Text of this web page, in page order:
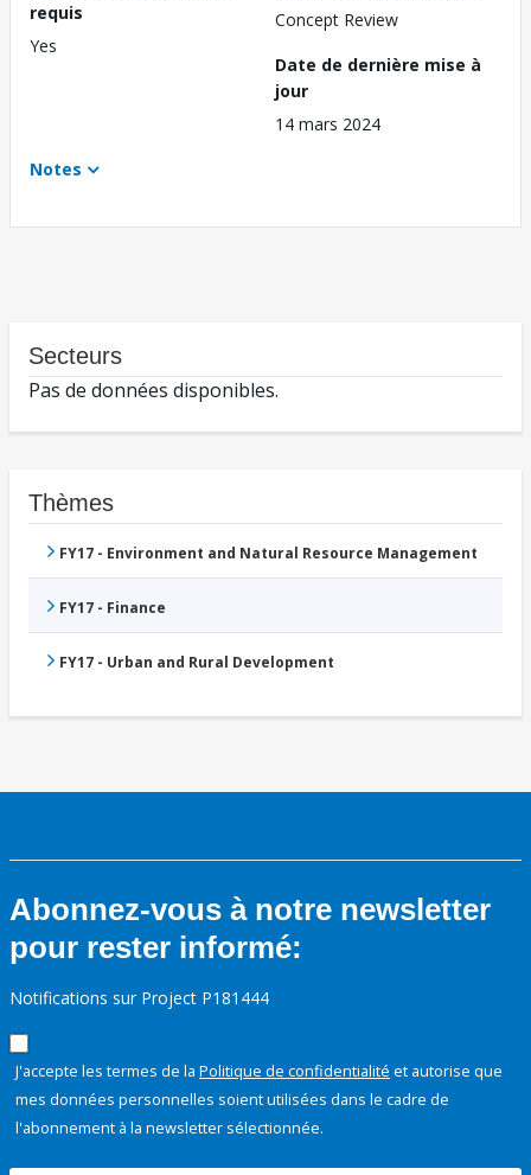
requis
Yes
Concept Review
Date de dernière mise à
jour
14 mars 2024
Notes
Secteurs
Pas de données disponibles.
Thèmes
FY17 - Environment and Natural Resource Management
FY17 - Finance
FY17 - Urban and Rural Development
Abonnez-vous à notre newsletter
pour rester informé:
Notifications sur Project P181444
J'accepte les termes de la Politique de confidentialité et autorise que
mes données personnelles soient utilisées dans le cadre de
l'abonnement à la newsletter sélectionnée.